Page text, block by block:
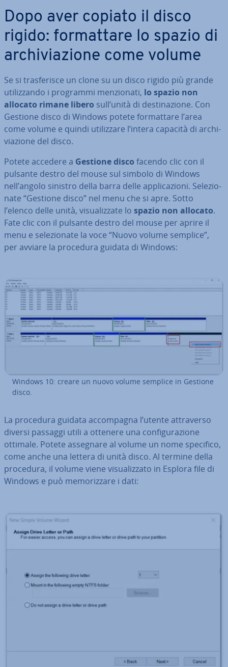
Dopo aver copiato il disco
rigido: for­mat­ta­re lo spazio di
ar­chi­via­zio­ne come volume
Se si tra­sfe­ri­sce un clone su un disco rigido più grande
uti­liz­zan­do i programmi men­zio­na­ti, lo spazio non
allocato rimane libero sull’unità di de­sti­na­zio­ne. Con
Gestione disco di Windows potete for­mat­ta­re l’area
come volume e quindi uti­liz­za­re l’intera capacità di ar­chi­
via­zio­ne del disco.
Potete accedere a Gestione disco facendo clic con il
pulsante destro del mouse sul simbolo di Windows
nell’angolo sinistro della barra delle ap­pli­ca­zio­ni. Se­le­zio­
na­te “Gestione disco” nel menu che si apre. Sotto
l’elenco delle unità, vi­sua­liz­za­te lo spazio non allocato.
Fate clic con il pulsante destro del mouse per aprire il
menu e se­le­zio­na­te la voce “Nuovo volume semplice”,
per avviare la procedura guidata di Windows:
Windows 10: creare un nuovo volume semplice in Gestione
disco.
La procedura guidata ac­com­pa­gna l’utente at­tra­ver­so
diversi passaggi utili a ottenere una con­fi­gu­ra­zio­ne
ottimale. Potete assegnare al volume un nome specifico,
come anche una lettera di unità disco. Al termine della
procedura, il volume viene vi­sua­liz­za­to in Esplora file di
Windows e può me­mo­riz­za­re i dati: